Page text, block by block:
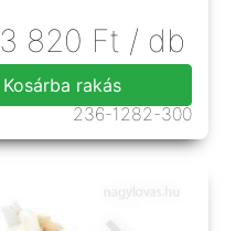
3 820 Ft / db
Kosárba rakás
236-1282-300